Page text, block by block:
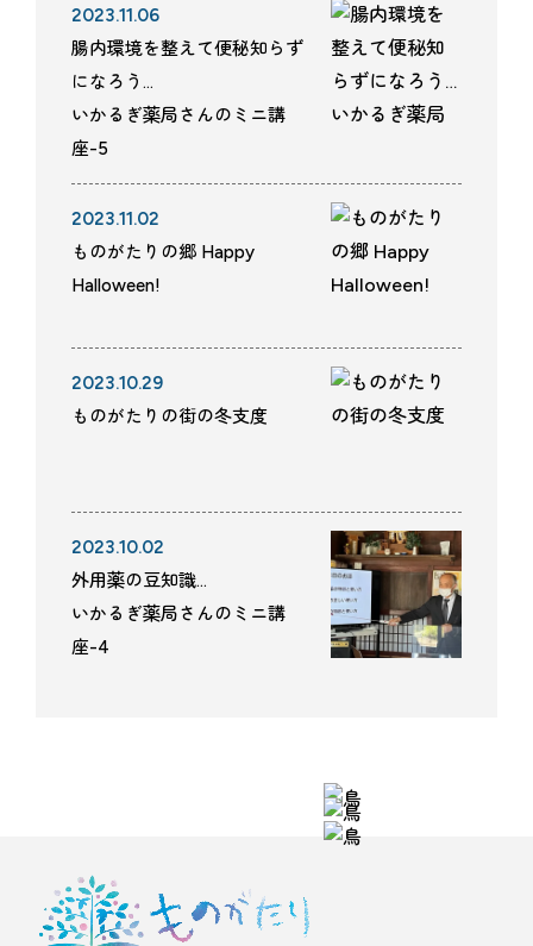
2023.11.06
腸内環境を整えて便秘知らず
になろう…
いかるぎ薬局さんのミニ講
座-5
2023.11.02
ものがたりの郷 Happy
Halloween!
2023.10.29
ものがたりの街の冬支度
2023.10.02
外用薬の豆知識…
いかるぎ薬局さんのミニ講
座-4